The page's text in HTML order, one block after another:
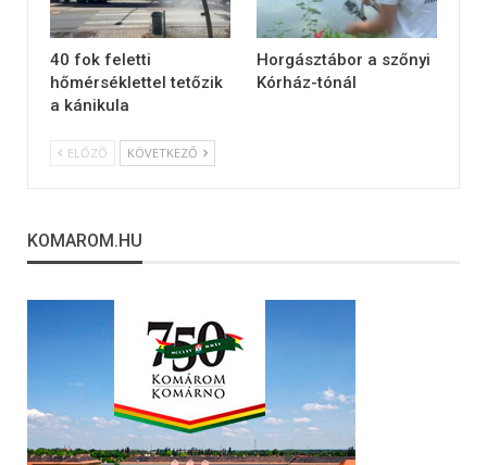
40 fok feletti
hőmérséklettel tetőzik
a kánikula
Horgásztábor a szőnyi
Kórház-tónál
ELŐZŐ KÖVETKEZŐ
KOMAROM.HU